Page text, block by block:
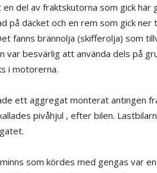
en del av fraktskutorna som gick
på däcket och en rem som gick
fanns brännolja (skifferolja) som
var besvärlig att använda dels på
i motorerna.
ett aggregat monterat antingen
pivåhjul , efter bilen.
som kördes med gengas var